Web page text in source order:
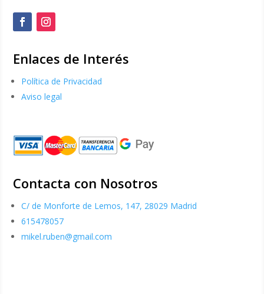
Enlaces de Interés
Política de Privacidad
Aviso legal
Contacta con Nosotros
C/ de Monforte de Lemos, 147, 28029 Madrid
615478057
mikel.ruben@gmail.com